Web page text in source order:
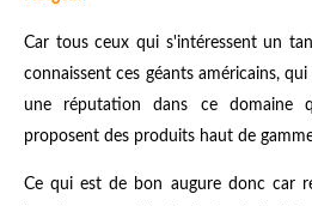
Car tous ceux qui s'intéressent un
connaissent ces géants américains,
une réputation dans ce
proposent des produits haut de
Ce qui est de bon augure donc car